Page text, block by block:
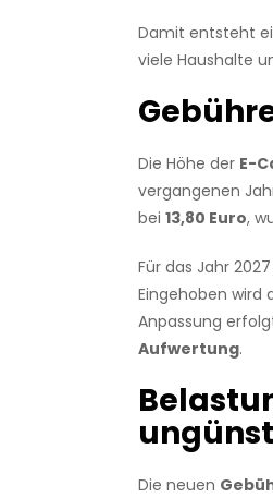
Damit entsteht
viele Haushalte
Die Höhe der E-
vergangenen
bei 13,80 Euro,
Für das Jahr
Eingehoben wird
Anpassung
Aufwertung.
Die neuen